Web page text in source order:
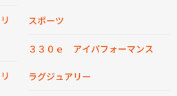
スポーツ
３３０ｅ アイパフォーマンス
ラグジュアリー